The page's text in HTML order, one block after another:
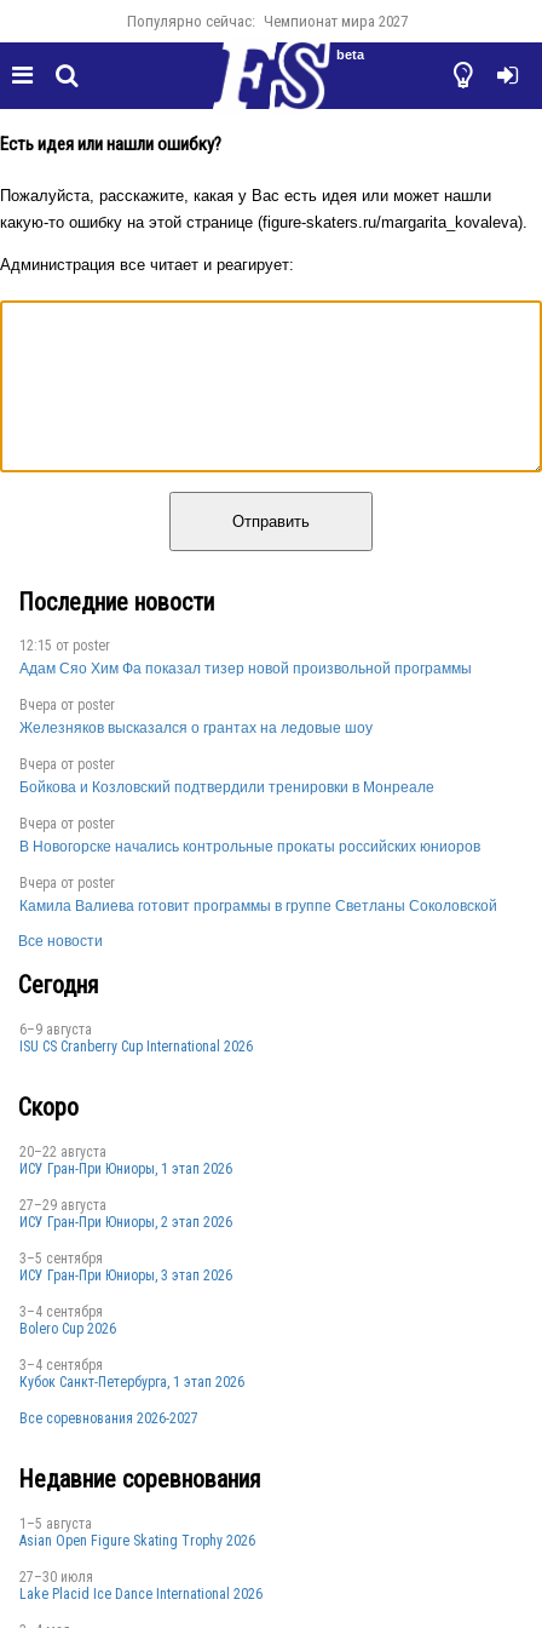
Популярно сейчас: Чемпионат мира 2027
  

beta
Есть идея или нашли ошибку?
Пожалуйста, расскажите, какая у Вас есть идея или может нашли
какую-то ошибку на этой странице (figure-skaters.ru/margarita_kovaleva).
Администрация все читает и реагирует:
Отправить
Последние новости
12:15 от poster
Адам Сяо Хим Фа показал тизер новой произвольной программы
Вчера от poster
Железняков высказался о грантах на ледовые шоу
Вчера от poster
Бойкова и Козловский подтвердили тренировки в Монреале
Вчера от poster
В Новогорске начались контрольные прокаты российских юниоров
Вчера от poster
Камила Валиева готовит программы в группе Светланы Соколовской
Все новости
Сегодня
6–9 августа
ISU CS Cranberry Cup International 2026
Скоро
20–22 августа
ИСУ Гран-При Юниоры, 1 этап 2026
27–29 августа
ИСУ Гран-При Юниоры, 2 этап 2026
3–5 сентября
ИСУ Гран-При Юниоры, 3 этап 2026
3–4 сентября
Bolero Cup 2026
3–4 сентября
Кубок Санкт-Петербурга, 1 этап 2026
Все соревнования 2026-2027
Недавние соревнования
1–5 августа
Asian Open Figure Skating Trophy 2026
27–30 июля
Lake Placid Ice Dance International 2026